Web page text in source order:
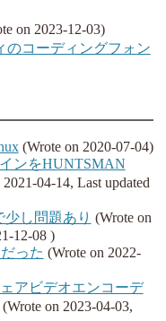
on 2023-12-03)
のコーディングフォン
(Wrote on 2020-07-04)
ンをHUNTSMAN
04-14, Last updated
少し問題あり (Wrote on
12-08 )
った (Wrote on 2022-
アビデオエンコーデ
(Wrote on 2023-04-03,